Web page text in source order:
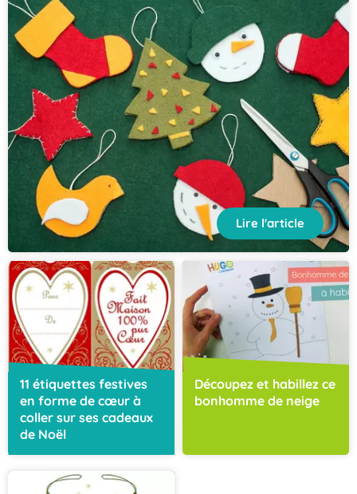
Lire l'article
11 étiquettes festives
en forme de cœur à
coller sur ses cadeaux
de Noël
Découpez et habillez ce
bonhomme de neige